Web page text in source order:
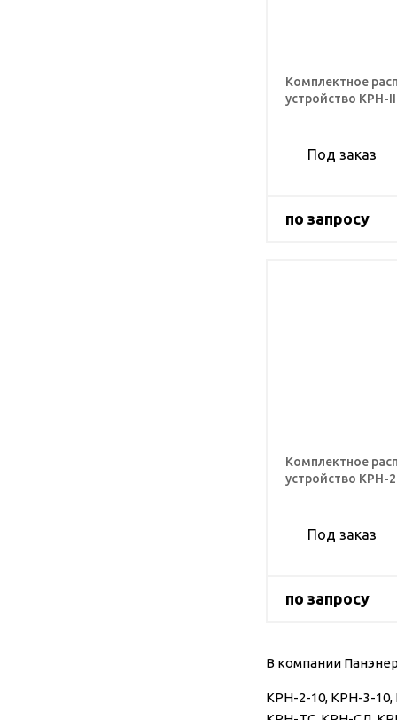
Комплектное
устройство КРН-
Под заказ
по запросу
Комплектное
устройство КРН-
Под заказ
по запросу
В компании
КРН-2-10, КРН-3-